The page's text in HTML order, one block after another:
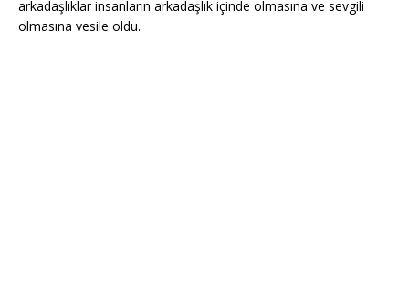
arkadaşlıklar insanların arkadaşlık içinde olmasına ve sevgili
olmasına vesile oldu.